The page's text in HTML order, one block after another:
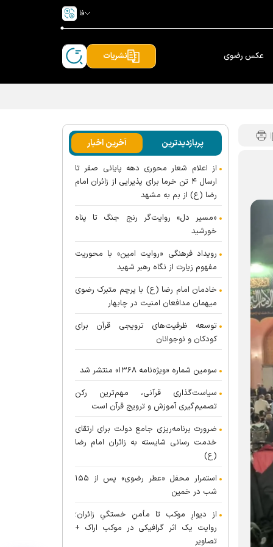
فا
عکس رضوی نشریات
پربازدیدترین آخرین اخبار
از اعلام شعار محوری دهه پایانی صفر تا
ارسال ۴ تن خرما برای پذیرایی از زائران امام
رضا (ع) از بم به مشهد
«مسیر دل» روایت‌گر رنج جنگ تا پناه
خورشید
رویداد فرهنگی «روایت امین» با محوریت
مفهوم زیارت از نگاه رهبر شهید
خادمان امام رضا (ع) با پرچم متبرک رضوی
میهمان مدافعان امنیت در چابهار
توسعه ظرفیت‌های ترویجی قرآن برای
کودکان و نوجوانان
سومین شماره «ویژه‌نامه ۱۳۶۸» منتشر شد
سیاست‌گذاری قرآنی، مهم‌ترین رکن
تصمیم‌گیری آموزش و ترویج قرآن است
ضرورت برنامه‌ریزی جامع دولت برای ارتقای
خدمت رسانی شایسته به زائران امام رضا
(ع)
استمرار محفل «عطر رضوی» پس از ۱۵۵
شب در خمین
از دیوارِ موکب تا مأمنِ خستگیِ زائران؛
روایت یک اثر گرافیکی در موکب اراک +
تصاویر